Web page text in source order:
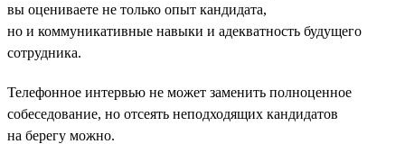
вы оцениваете не только опыт кандидата,
но и коммуникативные навыки и адекватность будущего
сотрудника.
Телефонное интервью не может заменить полноценное
собеседование, но отсеять неподходящих кандидатов
на берегу можно.